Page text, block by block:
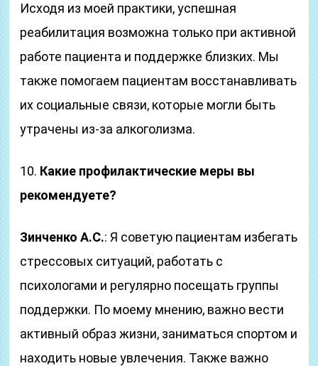
Исходя из моей практики, успешная
реабилитация возможна только при активной
работе пациента и поддержке близких. Мы
также помогаем пациентам восстанавливать
их социальные связи, которые могли быть
утрачены из-за алкоголизма.
10. Какие профилактические меры вы
рекомендуете?
Зинченко А.С.: Я советую пациентам избегать
стрессовых ситуаций, работать с
психологами и регулярно посещать группы
поддержки. По моему мнению, важно вести
активный образ жизни, заниматься спортом и
находить новые увлечения. Также важно